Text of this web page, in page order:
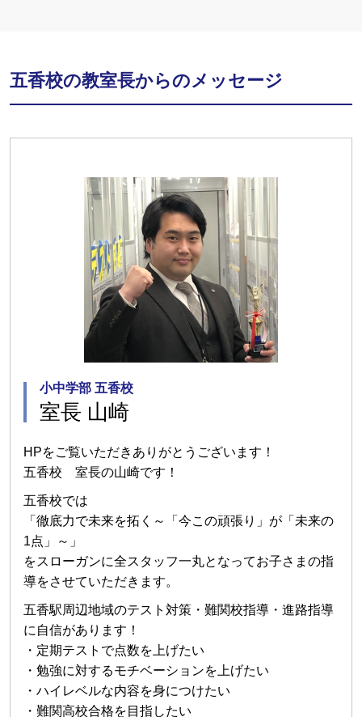
五香校の教室長からのメッセージ
小中学部 五香校
室長 山崎
HPをご覧いただきありがとうございます！
五香校 室長の山崎です！
五香校では
「徹底力で未来を拓く～「今この頑張り」が「未来の
1点」～」
をスローガンに全スタッフ一丸となってお子さまの指
導をさせていただきます。
五香駅周辺地域のテスト対策・難関校指導・進路指導
に自信があります！
・定期テストで点数を上げたい
・勉強に対するモチベーションを上げたい
・ハイレベルな内容を身につけたい
・難関高校合格を目指したい